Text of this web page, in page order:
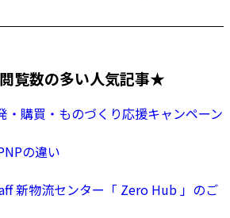
覧数の多い人気記事★
・購買・ものづくり応援キャンペーン
の違い
新物流センター「 Zero Hub 」のご